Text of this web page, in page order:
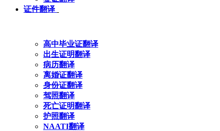
证件翻译
高中毕业证翻译
出生证明翻译
病历翻译
离婚证翻译
身份证翻译
驾照翻译
死亡证明翻译
护照翻译
NAATI翻译